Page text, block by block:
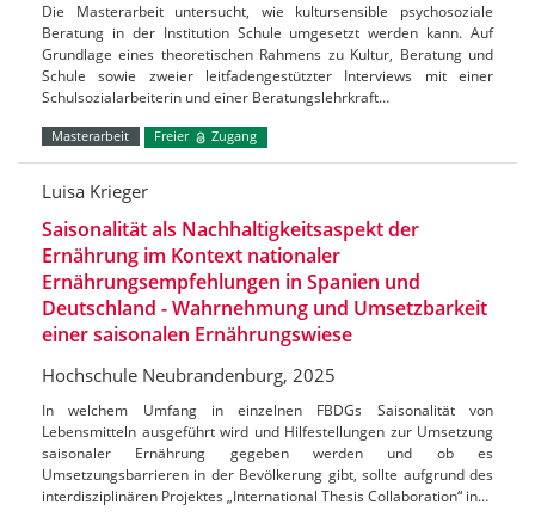
Die Masterarbeit untersucht, wie kultursensible psychosoziale
Beratung in der Institution Schule umgesetzt werden kann. Auf
Grundlage eines theoretischen Rahmens zu Kultur, Beratung und
Schule sowie zweier leitfadengestützter Interviews mit einer
Schulsozialarbeiterin und einer Beratungslehrkraft…
Masterarbeit Freier Zugang
Luisa Krieger
Saisonalität als Nachhaltigkeitsaspekt der
Ernährung im Kontext nationaler
Ernährungsempfehlungen in Spanien und
Deutschland - Wahrnehmung und Umsetzbarkeit
einer saisonalen Ernährungswiese
Hochschule Neubrandenburg, 2025
In welchem Umfang in einzelnen FBDGs Saisonalität von
Lebensmitteln ausgeführt wird und Hilfestellungen zur Umsetzung
saisonaler Ernährung gegeben werden und ob es
Umsetzungsbarrieren in der Bevölkerung gibt, sollte aufgrund des
interdisziplinären Projektes „International Thesis Collaboration“ in…